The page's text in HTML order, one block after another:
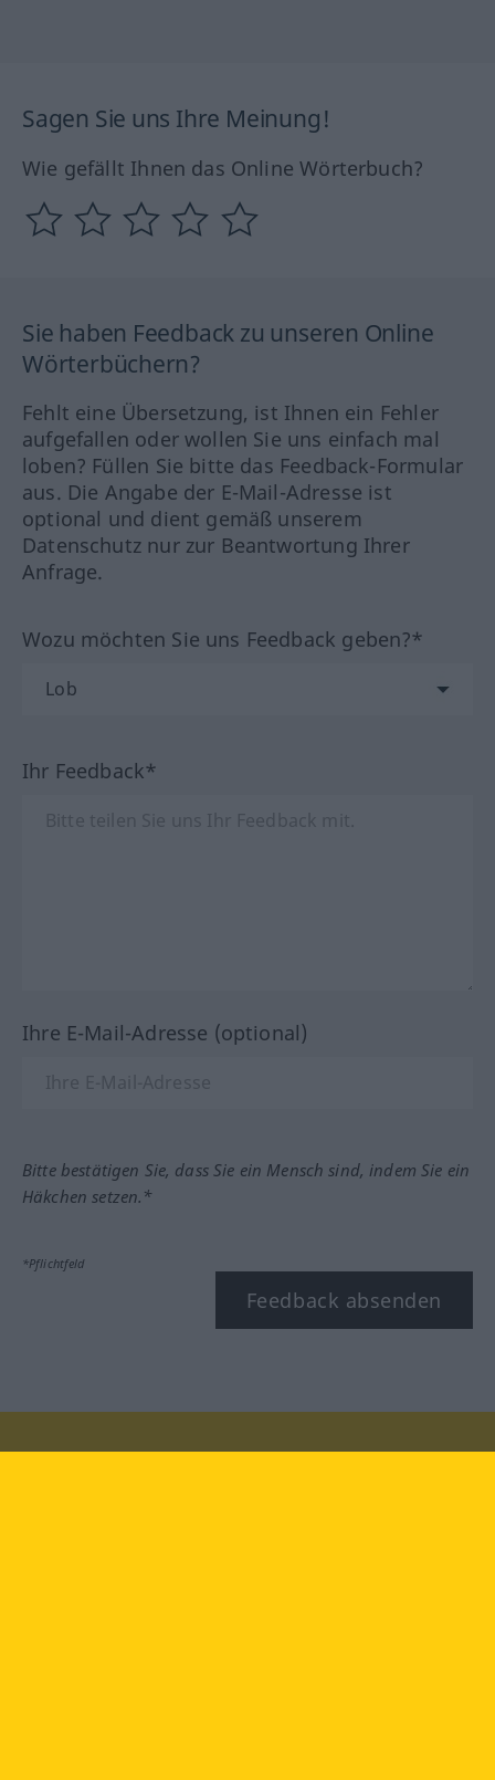
Sagen Sie uns Ihre Meinung!
Wie gefällt Ihnen das Online Wörterbuch?
Sie haben Feedback zu unseren Online
Wörterbüchern?
Fehlt eine Übersetzung, ist Ihnen ein Fehler
aufgefallen oder wollen Sie uns einfach mal
loben? Füllen Sie bitte das Feedback-Formular
aus. Die Angabe der E-Mail-Adresse ist
optional und dient gemäß unserem
Datenschutz nur zur Beantwortung Ihrer
Anfrage.
Wozu möchten Sie uns Feedback geben?*
Ihr Feedback*
Ihre E-Mail-Adresse (optional)
Bitte bestätigen Sie, dass Sie ein Mensch sind, indem Sie ein
Häkchen setzen.*
*Pflichtfeld
Feedback absenden